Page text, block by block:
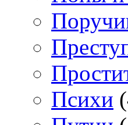
Психи